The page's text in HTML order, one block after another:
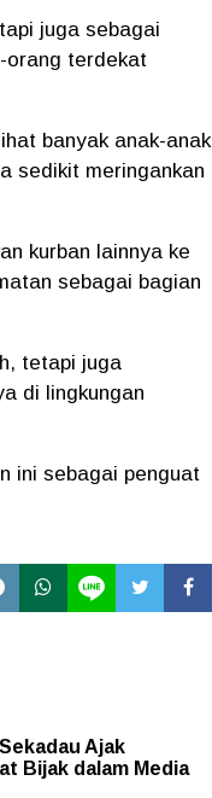
juga sebagai
orang terdekat
banyak anak-anak
sedikit meringankan
kurban lainnya ke
sebagai bagian
tetapi juga
di lingkungan
ini sebagai penguat
Ajak
Bijak dalam Media